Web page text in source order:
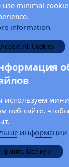
Контактная
Свяжитесь с
Введите Ваше имя
новостей и
use minimal
information
Accept All Cookies
веб-сайте,
информации
Принять Все куки